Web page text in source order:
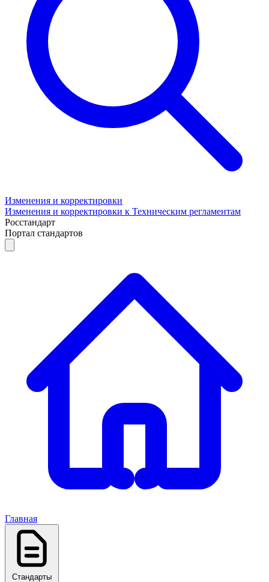
Изменения и корректировки
Изменения и корректировки к Техническим регламентам
Росстандарт
Портал стандартов
Главная
Стандарты